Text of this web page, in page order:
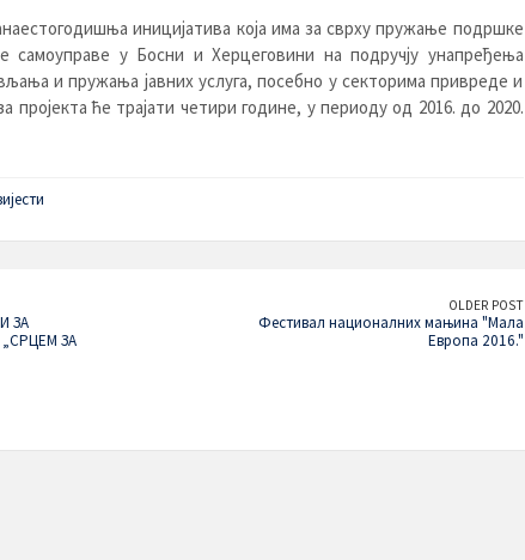
иницијатива која има за сврху пружање подршке
самоуправе у Босни и Херцеговини на подручју унапређења
и пружања јавних услуга, посебно у секторима привреде и
пројекта ће трајати четири године, у периоду од 2016. до 2020.
ЗА
ЗА
OLDER POST
Фестивал националних мањина "Мала
Европа 2016."